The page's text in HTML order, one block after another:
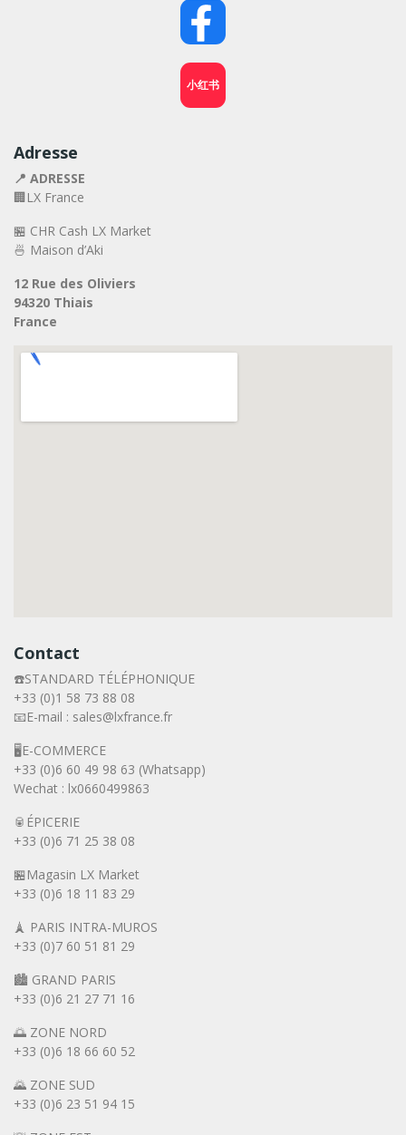
小红书
Adresse
📍 ADRESSE
🏢LX France
🏪 CHR Cash LX Market
🍜 Maison d’Aki
12 Rue des Oliviers
94320 Thiais
France
Contact
☎️STANDARD TÉLÉPHONIQUE
+33 (0)1 58 73 88 08
📧E-mail : sales@lxfrance.fr
🖥️E-COMMERCE
+33 (0)6 60 49 98 63 (Whatsapp)
Wechat : lx0660499863
🥫ÉPICERIE
+33 (0)6 71 25 38 08
🏪Magasin LX Market
+33 (0)6 18 11 83 29
🗼 PARIS INTRA-MUROS
+33 (0)7 60 51 81 29
🏙️ GRAND PARIS
+33 (0)6 21 27 71 16
🌅 ZONE NORD
+33 (0)6 18 66 60 52
🌄 ZONE SUD
+33 (0)6 23 51 94 15